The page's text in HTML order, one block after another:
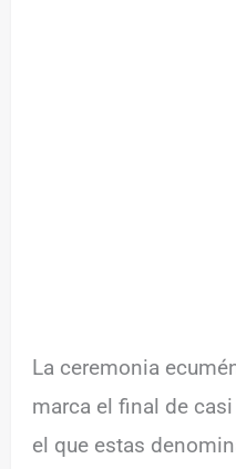
La ceremonia
marca el final de
el que estas